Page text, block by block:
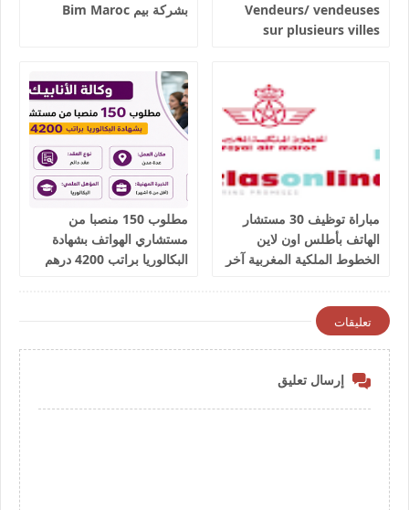
Vendeurs/ vendeuses
sur plusieurs villes
بشركة بيم Bim Maroc
مباراة توظيف 30 مستشار
الهاتف بأطلس اون لاين
الخطوط الملكية المغربية آخر
مطلوب 150 منصبا من
مستشاري الهواتف بشهادة
البكالوريا براتب 4200 درهم
تعليقات
إرسال تعليق